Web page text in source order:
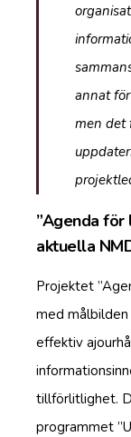
annat
men det
”Agenda
aktuella
Projektet
med
effektiv
tillförlitlighet.
programmet